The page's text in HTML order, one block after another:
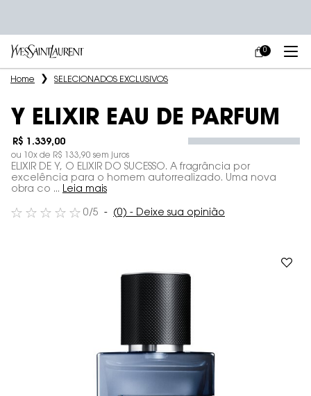
MEU
CARRINHO
0
0 PRODUCT IN
Main content
Home SELECIONADOS EXCLUSIVOS
Y ELIXIR EAU DE PARFUM
R$ 1.339,00
ou 10x de R$ 133,90 sem juros
ELIXIR DE Y, O ELIXIR DO SUCESSO. A fragrância por
excelência para o homem autorrealizado. Uma nova
obra co ... Leia mais
0/5 (0) - Deixe sua opinião